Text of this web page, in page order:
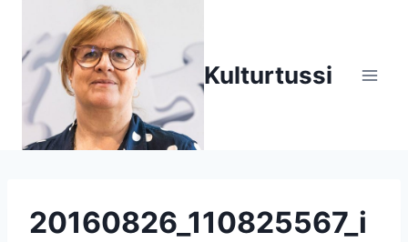
Inhalt
springen
Kulturtussi
20160826_110825567_i